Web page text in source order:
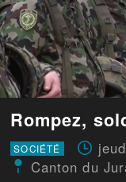
Rompez,
SOCIÉTÉ
Canton du